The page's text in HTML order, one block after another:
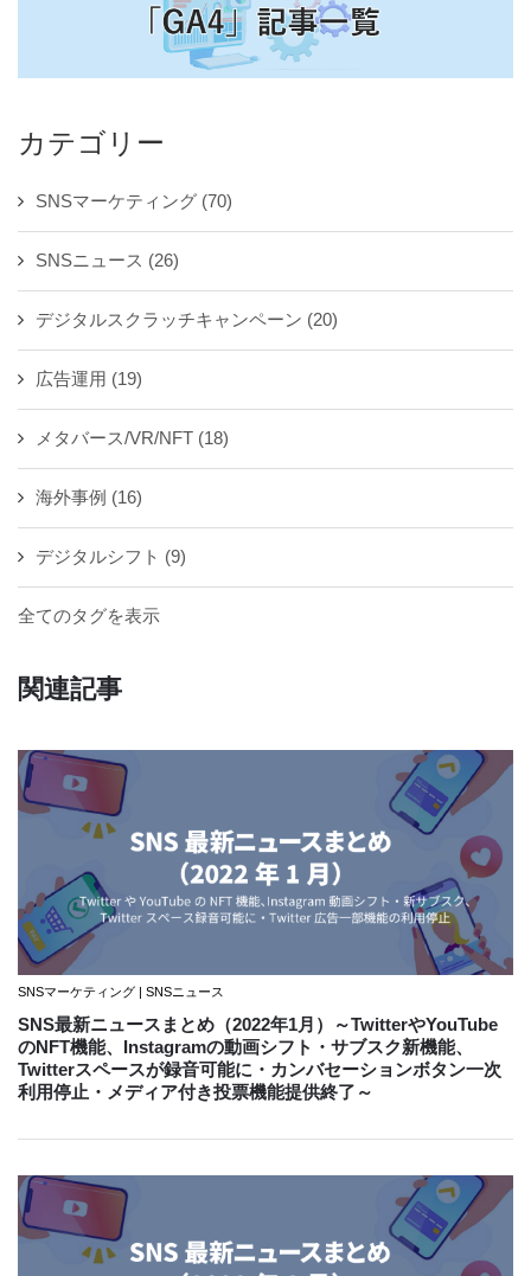
カテゴリー
SNSマーケティング (70)
SNSニュース (26)
デジタルスクラッチキャンペーン (20)
広告運用 (19)
メタバース/VR/NFT (18)
海外事例 (16)
デジタルシフト (9)
全てのタグを表示
関連記事
SNSマーケティング | SNSニュース
SNS最新ニュースまとめ（2022年1月）～TwitterやYouTube
のNFT機能、Instagramの動画シフト・サブスク新機能、
Twitterスペースが録音可能に・カンバセーションボタン一次
利用停止・メディア付き投票機能提供終了～